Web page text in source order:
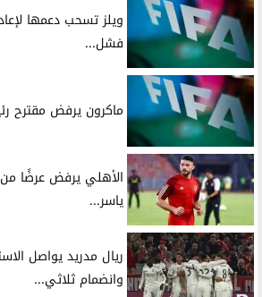
ويلز تسحب دعمها
فشل...
ماكرون يرفض مقترح
الأهلي يرفض عرضًا
ياسر...
ريال مدريد يواصل
وانضمام ثلاثي...